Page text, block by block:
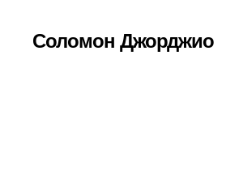
Соломон Джорджио